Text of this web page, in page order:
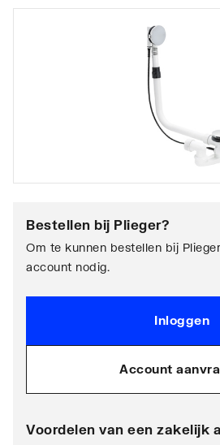
Bestellen bij Plieger?
Om te kunnen bestellen bij
account nodig.
Inloggen
Account
Voordelen van een zakelijk